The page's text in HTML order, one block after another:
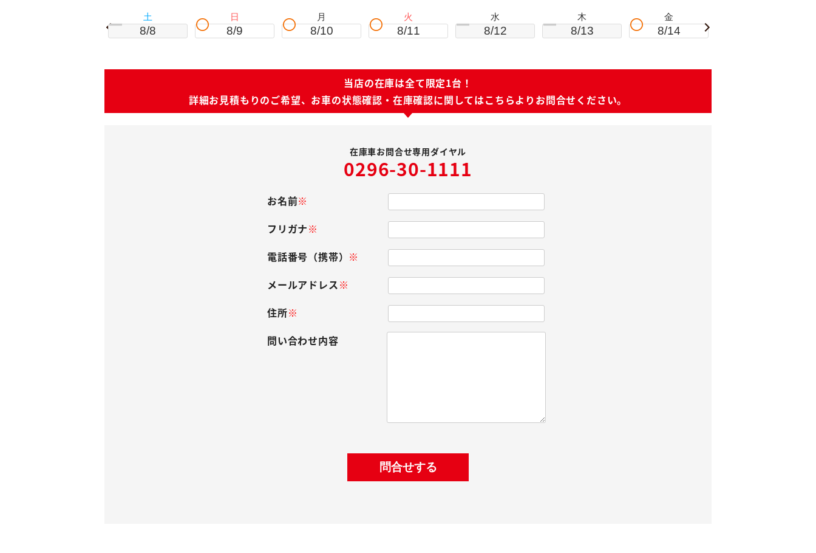
土
8/8
日
8/9
月
8/10
火
8/11
水
8/12
木
8/13
金
8/14
当店の在庫は全て限定1台！
詳細お見積もりのご希望、お車の状態確認・ 在庫確認に関してはこちらより お問合せください。
在庫車お問合せ専用ダイヤル
0296-30-1111
お名前※
フリガナ※
電話番号（携帯） ※
メールアドレス※
住所※
問い合わせ内容